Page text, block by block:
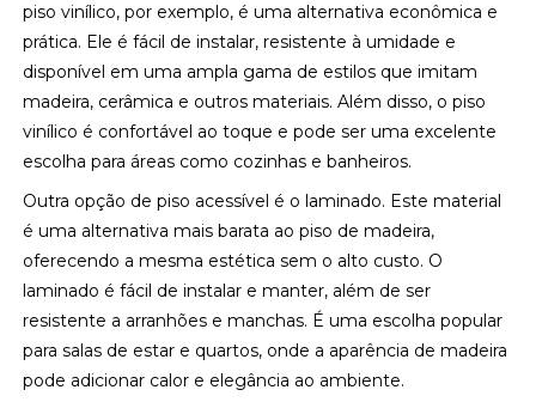
piso vinílico, por exemplo, é uma alternativa econômica e
prática. Ele é fácil de instalar, resistente à umidade e
disponível em uma ampla gama de estilos que imitam
madeira, cerâmica e outros materiais. Além disso, o piso
vinílico é confortável ao toque e pode ser uma excelente
escolha para áreas como cozinhas e banheiros.
Outra opção de piso acessível é o laminado. Este material
é uma alternativa mais barata ao piso de madeira,
oferecendo a mesma estética sem o alto custo. O
laminado é fácil de instalar e manter, além de ser
resistente a arranhões e manchas. É uma escolha popular
para salas de estar e quartos, onde a aparência de madeira
pode adicionar calor e elegância ao ambiente.